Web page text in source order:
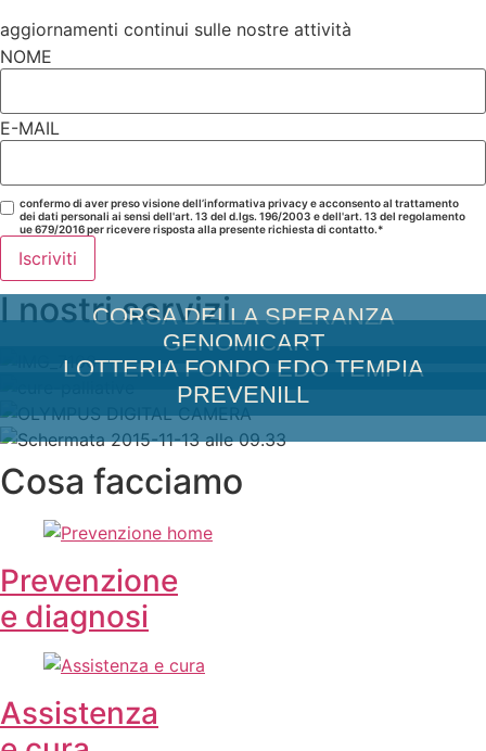
aggiornamenti continui sulle nostre attività
NOME
E-MAIL
confermo di aver preso visione dell’informativa privacy e acconsento al trattamento
dei dati personali ai sensi dell'art. 13 del d.lgs. 196/2003 e dell'art. 13 del regolamento
ue 679/2016 per ricevere risposta alla presente richiesta di contatto.*
Iscriviti
I nostri servizi
CORSA DELLA SPERANZA
GENOMICART
LOTTERIA FONDO EDO TEMPIA
PREVENILL
Cosa facciamo
Prevenzione
e diagnosi
Assistenza